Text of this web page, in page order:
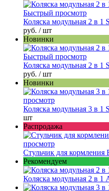
Быстрый просмотр
Коляска модульная 2 в 1
руб. / шт
Новинки
Быстрый просмотр
Коляска модульная 2 в 1
руб. / шт
Новинки
просмотр
Коляска модульная 3 в 1
шт
Распродажа
просмотр
Стульчик для кормления
Рекомендуем
Коляска модульная 2 в 1